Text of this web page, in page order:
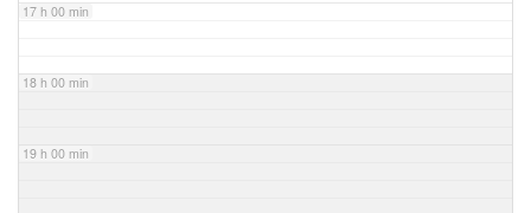
17 h 00 min
18 h 00 min
19 h 00 min